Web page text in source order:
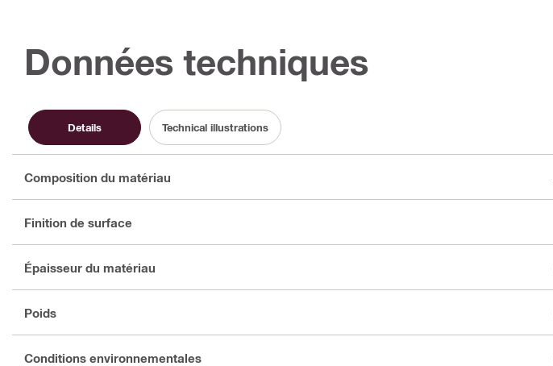
Données techniques
Details Technical illustrations
Composition du matériau
Finition de surface
Épaisseur du matériau
Poids
Conditions environnementales